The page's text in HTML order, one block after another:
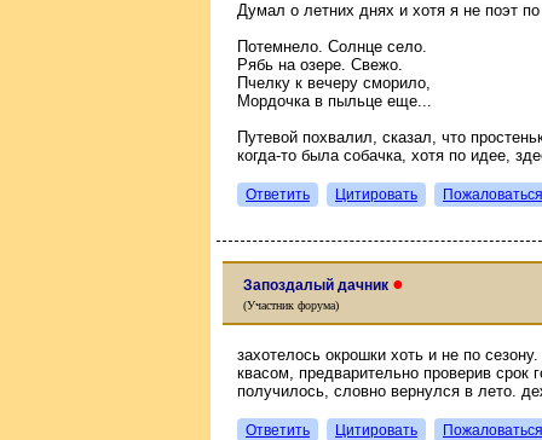
Думал о летних днях и хотя я не поэт
Потемнело. Солнце село.
Рябь на озере. Свежо.
Пчелку к вечеру сморило,
Мордочка в пыльце еще...
Путевой похвалил, сказал, что
когда-то была собачка, хотя по идее,
Ответить Цитировать Пожаловаться
Запоздалый дачник ●
(Участник форума)
захотелось окрошки хоть и не по
квасом, предварительно проверив срок
получилось, словно вернулся в лето.
Ответить Цитировать Пожаловаться